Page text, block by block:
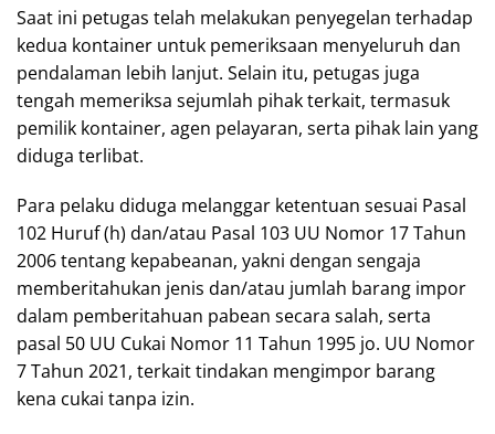
Saat ini petugas telah melakukan penyegelan terhadap
kedua kontainer untuk pemeriksaan menyeluruh dan
pendalaman lebih lanjut. Selain itu, petugas juga
tengah memeriksa sejumlah pihak terkait, termasuk
pemilik kontainer, agen pelayaran, serta pihak lain yang
diduga terlibat.
Para pelaku diduga melanggar ketentuan sesuai Pasal
102 Huruf (h) dan/atau Pasal 103 UU Nomor 17 Tahun
2006 tentang kepabeanan, yakni dengan sengaja
memberitahukan jenis dan/atau jumlah barang impor
dalam pemberitahuan pabean secara salah, serta
pasal 50 UU Cukai Nomor 11 Tahun 1995 jo. UU Nomor
7 Tahun 2021, terkait tindakan mengimpor barang
kena cukai tanpa izin.